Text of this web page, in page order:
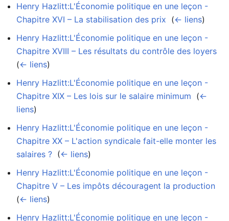
Henry Hazlitt:L'Économie politique en une leçon -
Chapitre XVI – La stabilisation des prix (← liens)
Henry Hazlitt:L'Économie politique en une leçon -
Chapitre XVIII – Les résultats du contrôle des loyers
(← liens)
Henry Hazlitt:L'Économie politique en une leçon -
Chapitre XIX – Les lois sur le salaire minimum (←
liens)
Henry Hazlitt:L'Économie politique en une leçon -
Chapitre XX – L'action syndicale fait-elle monter les
salaires ? (← liens)
Henry Hazlitt:L'Économie politique en une leçon -
Chapitre V – Les impôts découragent la production
(← liens)
Henry Hazlitt:L'Économie politique en une leçon -